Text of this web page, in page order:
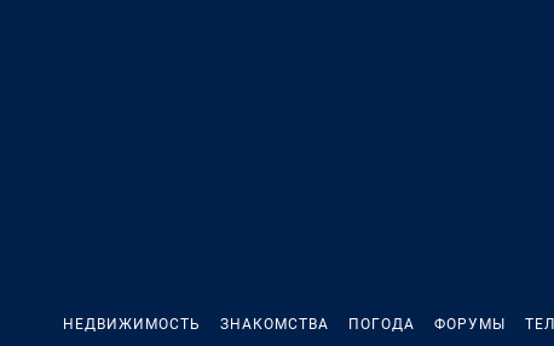
НЕДВИЖИМОСТЬ ЗНАКОМСТВА ПОГОДА ФОРУМЫ